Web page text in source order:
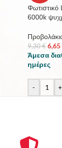
6000k
9,30€ 6,65
Άμεσα
ημέρες
- +